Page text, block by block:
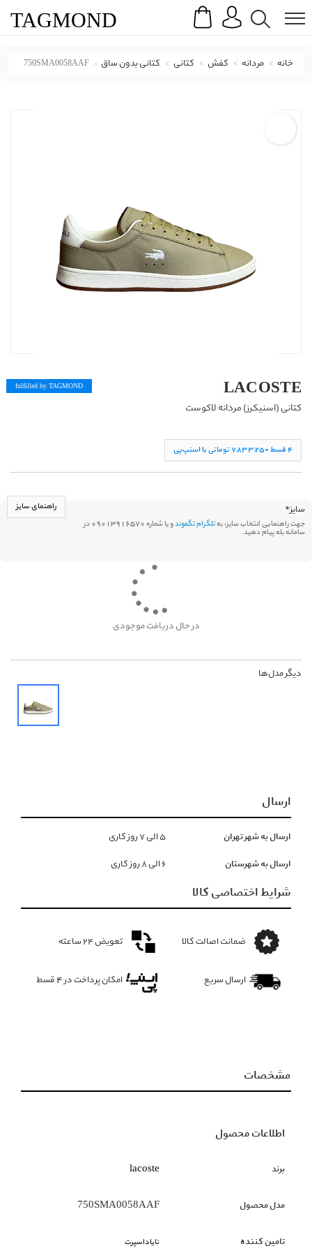
Search
TAGMOND
خانه مردانه کفش کتانی کتانی بدون ساق 750SMA0058AAF
LACOSTE
کتانی (اسنیکرز) مردانه لاکوست
fulfilled by TAGMOND
۴ قسط ۷,۸۳۳,۲۵۰ تومانی با اسنپ‌پی
سایز* راهنمای سایز
جهت راهنمایی انتخاب سایز، بهتلگرام تگموند و یا شماره 09013916570 در
سامانه بله پیام دهید.
در حال دریافت موجودی
دیگر مدل‌ها
ارسال
ارسال به شهر تهران ۵ الی ۷ روز کاری
ارسال به شهرستان ۶ الی ۸ روز کاری
شرایط اختصاصی کالا
ضمانت اصالت کالا تعویض ۲۴ ساعته
ارسال سریع امکان پرداخت در 4 قسط
مشخصات
اطلاعات محصول
برند lacoste
مدل محصول 750SMA0058AAF
تامین کننده نایاد‌اسپرت